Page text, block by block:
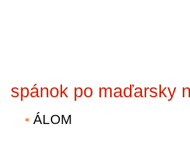
spánok po maďarsky
ÁLOM